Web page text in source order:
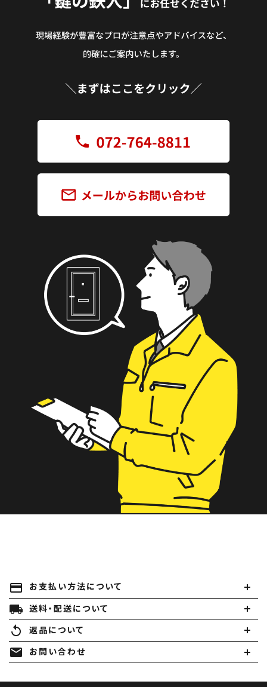
payment お支払い方法について
local_shipping 送料・配送について
replay 返品について
mail お問い合わせ